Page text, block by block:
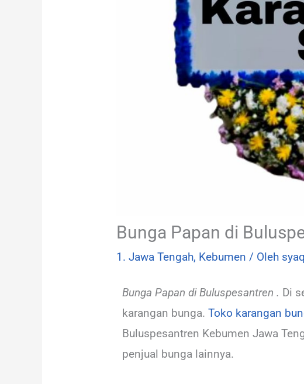
Bunga Papan di
1. Jawa Tengah, Kebumen / Oleh
Bunga Papan di Buluspesantren . Di
karangan bunga. Toko karangan
Buluspesantren Kebumen Jawa
penjual bunga lainnya.